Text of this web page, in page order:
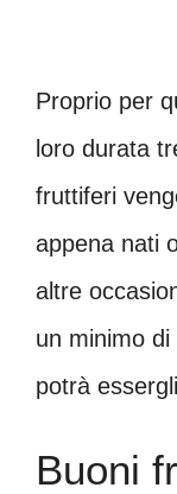
Proprio per
loro durata
fruttiferi
appena nati
altre
un minimo
potrà
Buoni